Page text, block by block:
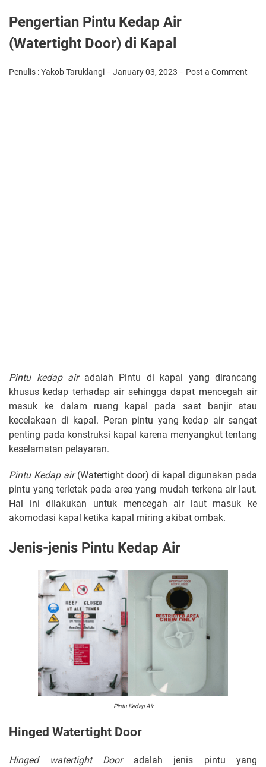
Pengertian Pintu Kedap Air
(Watertight Door) di Kapal
Penulis : Yakob Taruklangi January 03, 2023 Post a Comment
Pintu kedap airadalah Pintu di kapal yang dirancang
khusus kedap terhadap air sehingga dapat mencegah air
masuk ke dalam ruang kapal pada saat banjir atau
kecelakaan di kapal. Peran pintu yang kedap air sangat
penting pada konstruksi kapal karena menyangkut tentang
keselamatan pelayaran.
Pintu Kedap air(Watertight door) di kapal digunakan pada
pintu yang terletak pada area yang mudah terkena air laut.
Hal ini dilakukan untuk mencegah air laut masuk ke
akomodasi kapal ketika kapal miring akibat ombak.
Jenis-jenis Pintu Kedap Air
Pintu Kedap Air
Hinged Watertight Door
Hinged watertight Dooradalah jenis pintu yang